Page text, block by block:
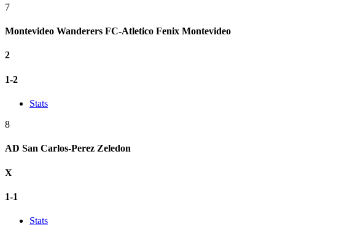
7
Montevideo Wanderers FC-Atletico Fenix Montevideo
2
1-2
Stats
8
AD San Carlos-Perez Zeledon
X
1-1
Stats